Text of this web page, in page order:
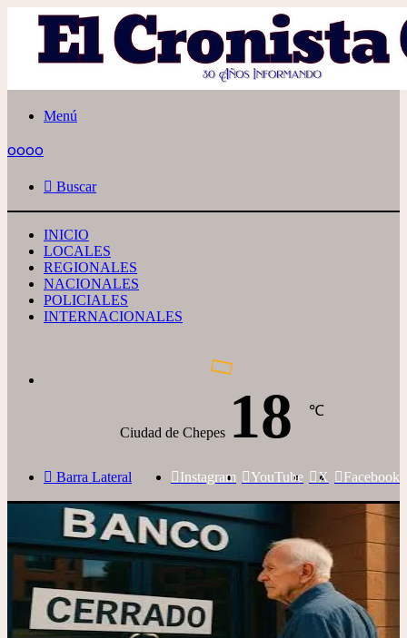
Menú
oooo
Buscar
INICIO
LOCALES
REGIONALES
NACIONALES
POLICIALES
INTERNACIONALES
Ciudad de Chepes 18 ℃
Facebook
X
YouTube
Instagram
Barra Lateral